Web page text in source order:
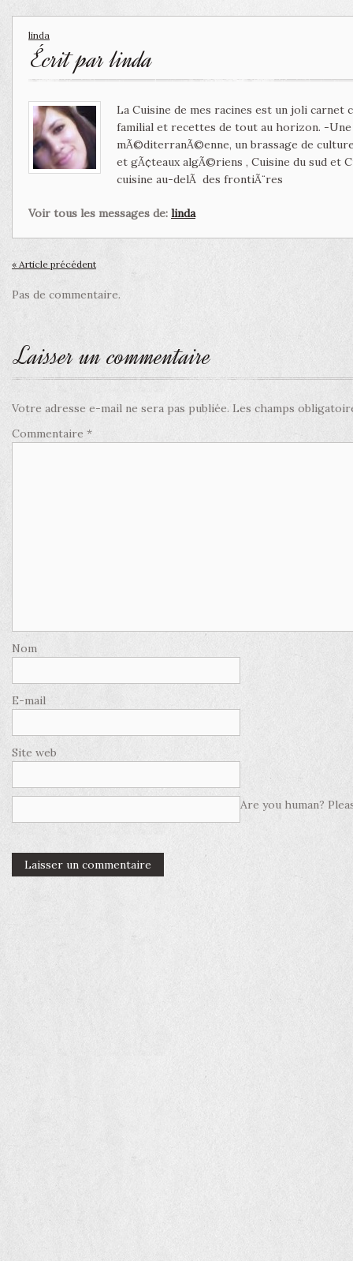
linda
Écrit parlinda
La Cuisine de mes racines est un joli
familial et recettes de tout au horizon. -
mÃ©diterranÃ©enne, un brassage de
et gÃ¢teaux algÃ©riens , Cuisine du sud et
cuisine au-delÃ des frontiÃ¨res
Voir tous les messages de: linda
« Article précédent
Pas de commentaire.
Laisser un commentaire
Votre adresse e-mail ne sera pas publiée. Les champs
Commentaire *
Nom
E-mail
Site web
Are you human?